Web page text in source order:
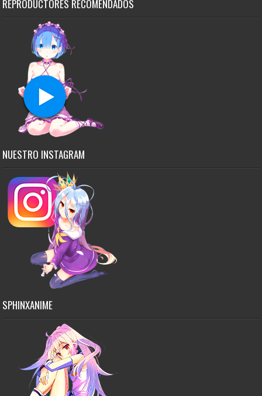
REPRODUCTORES RECOMENDADOS
NUESTRO INSTAGRAM
SPHINXANIME